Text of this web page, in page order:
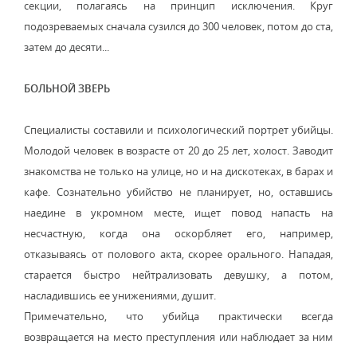
секции, полагаясь на принцип исключения. Круг
подозреваемых сначала сузился до 300 человек, потом до ста,
затем до десяти...
БОЛЬНОЙ ЗВЕРЬ
Специалисты составили и психологический портрет убийцы.
Молодой человек в возрасте от 20 до 25 лет, холост. Заводит
знакомства не только на улице, но и на дискотеках, в барах и
кафе. Сознательно убийство не планирует, но, оставшись
наедине в укромном месте, ищет повод напасть на
несчастную, когда она оскорбляет его, например,
отказываясь от полового акта, скорее орального. Нападая,
старается быстро нейтрализовать девушку, а потом,
насладившись ее унижениями, душит.
Примечательно, что убийца практически всегда
возвращается на место преступления или наблюдает за ним